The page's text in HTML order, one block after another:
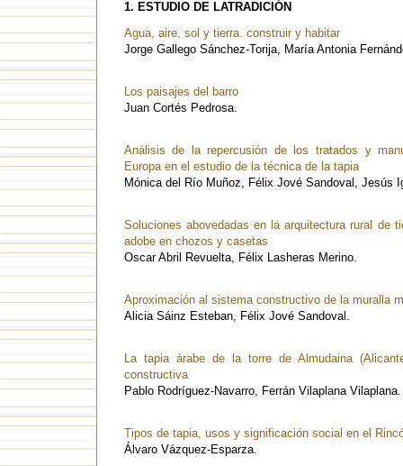
1. ESTUDIO DE LATRADICIÓN
Agua, aire, sol y tierra. construir y habitar
Jorge Gallego Sánchez-Torija, María Antonia
Los paisajes del barro
Juan Cortés Pedrosa.
Análisis de la repercusión de los tratados y
Europa en el estudio de la técnica de la tapia
Mónica del Río Muñoz, Félix Jové Sandoval, Jesús
Soluciones abovedadas en la arquitectura rural de
adobe en chozos y casetas
Oscar Abril Revuelta, Félix Lasheras Merino.
Aproximación al sistema constructivo de la muralla
Alicia Sáinz Esteban, Félix Jové Sandoval.
La tapia árabe de la torre de Almudaina
constructiva
Pablo Rodríguez-Navarro, Ferrán Vilaplana Vilaplana.
Tipos de tapia, usos y significación social en el
Álvaro Vázquez-Esparza.